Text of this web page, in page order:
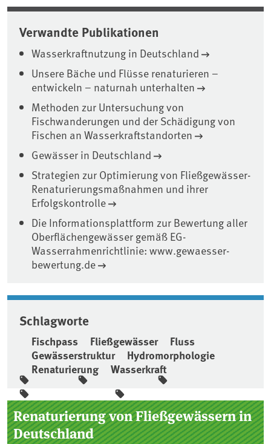
Verwandte Publikationen
Wasserkraftnutzung in Deutschland
Unsere Bäche und Flüsse renaturieren –
entwickeln – naturnah unterhalten
Methoden zur Untersuchung von
Fischwanderungen und der Schädigung von
Fischen an Wasserkraftstandorten
Gewässer in Deutschland
Strategien zur Optimierung von Fließgewässer-
Renaturierungsmaßnahmen und ihrer
Erfolgskontrolle
Die Informationsplattform zur Bewertung aller
Oberflächengewässer gemäß EG-
Wasserrahmenrichtlinie: www.gewaesser-
bewertung.de
Schlagworte
Fischpass Fließgewässer
Fluss
Gewässerstruktur
Hydromorphologie
Renaturierung
Wasserkraft
Seitenleiste
Renaturierung von Fließgewässern in
Deutschland